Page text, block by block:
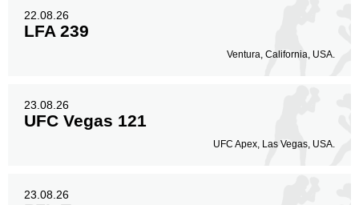
22.08.26
LFA 239
Ventura, California, USA.
23.08.26
UFC Vegas 121
UFC Apex, Las Vegas, USA.
23.08.26